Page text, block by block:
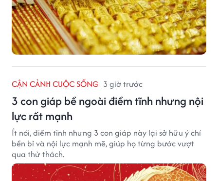
CẬN CẢNH CUỘC SỐNG 3 giờ trước
3 con giáp bề ngoài điềm tĩnh nhưng nội
lực rất mạnh
Ít nói, điềm tĩnh nhưng 3 con giáp này lại sở hữu ý chí
bền bỉ và nội lực mạnh mẽ, giúp họ từng bước vượt
qua thử thách.